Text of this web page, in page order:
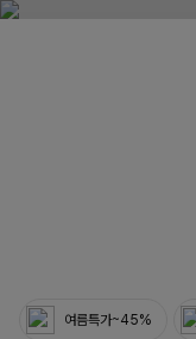
여름특가~45%